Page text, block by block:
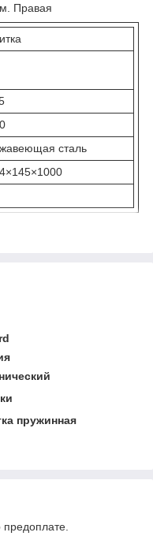
Правая
сталь
пружинная
предоплате.